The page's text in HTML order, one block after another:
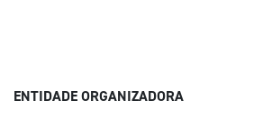
ENTIDADE ORGANIZADORA